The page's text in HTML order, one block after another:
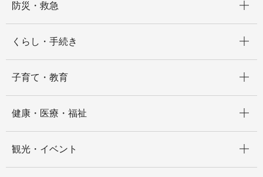
防災・救急
くらし・手続き
子育て・教育
健康・医療・福祉
観光・イベント